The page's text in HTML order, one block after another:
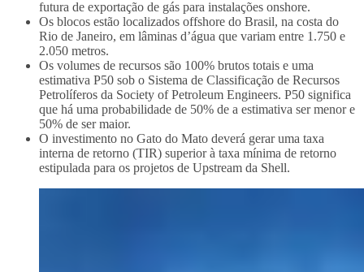
futura de exportação de gás para instalações onshore.
Os blocos estão localizados offshore do Brasil, na costa do
Rio de Janeiro, em lâminas d’água que variam entre 1.750 e
2.050 metros.
Os volumes de recursos são 100% brutos totais e uma
estimativa P50 sob o Sistema de Classificação de Recursos
Petrolíferos da Society of Petroleum Engineers. P50 significa
que há uma probabilidade de 50% de a estimativa ser menor e
50% de ser maior.
O investimento no Gato do Mato deverá gerar uma taxa
interna de retorno (TIR) superior à taxa mínima de retorno
estipulada para os projetos de Upstream da Shell.